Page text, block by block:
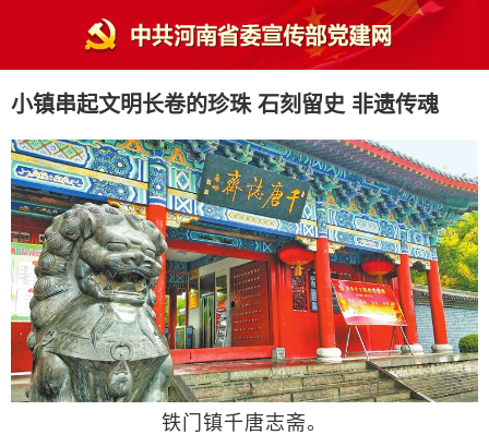
小镇串起文明长卷的珍珠 石刻留史 非遗传魂
铁门镇千唐志斋。